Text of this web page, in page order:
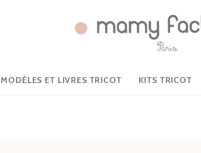
MODÈLES ET LIVRES TRICOT KITS TRICOT